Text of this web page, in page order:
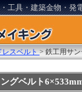
工具・建築金物・発
レスベルト >鉄工用サ
ングベルト